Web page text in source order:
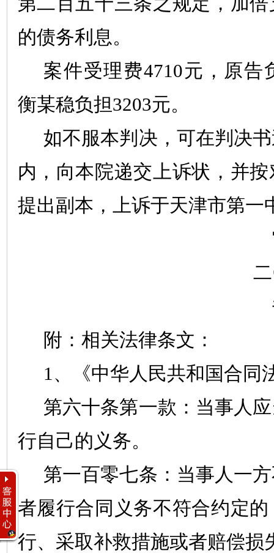
的债务利息。
案件受理费4710元，原告
衡某稳负担3203元。
如不服本判决，可在判决
内，向本院递交上诉状，并
提出副本，上诉于天津市第一
附：相关法律条文：
1、《中华人民共和国合同
第六十条第一款：当事人
行自己的义务。
第一百零七条：当事人一
者履行合同义务不符合约定
行、采取补救措施或者赔偿损